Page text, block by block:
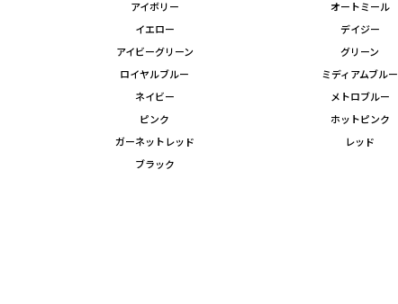
アイボリー オートミール
イエロー デイジー
アイビーグリーン グリーン
ロイヤルブルー ミディアムブルー
ネイビー メトロブルー
ピンク ホットピンク
ガーネットレッド レッド
ブラック